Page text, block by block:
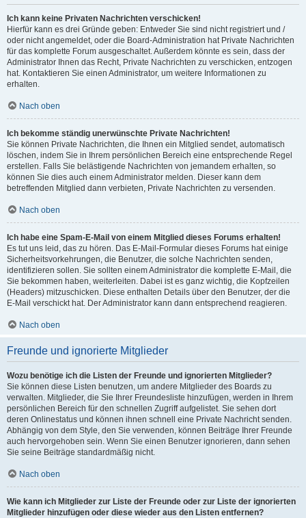
Ich kann keine Privaten Nachrichten verschicken!
Hierfür kann es drei Gründe geben: Entweder Sie sind nicht registriert und /
oder nicht angemeldet, oder die Board-Administration hat Private Nachrichten
für das komplette Forum ausgeschaltet. Außerdem könnte es sein, dass der
Administrator Ihnen das Recht, Private Nachrichten zu verschicken, entzogen
hat. Kontaktieren Sie einen Administrator, um weitere Informationen zu
erhalten.
Nach oben
Ich bekomme ständig unerwünschte Private Nachrichten!
Sie können Private Nachrichten, die Ihnen ein Mitglied sendet, automatisch
löschen, indem Sie in Ihrem persönlichen Bereich eine entsprechende Regel
erstellen. Falls Sie belästigende Nachrichten von jemandem erhalten, so
können Sie dies auch einem Administrator melden. Dieser kann dem
betreffenden Mitglied dann verbieten, Private Nachrichten zu versenden.
Nach oben
Ich habe eine Spam-E-Mail von einem Mitglied dieses Forums erhalten!
Es tut uns leid, das zu hören. Das E-Mail-Formular dieses Forums hat einige
Sicherheitsvorkehrungen, die Benutzer, die solche Nachrichten senden,
identifizieren sollen. Sie sollten einem Administrator die komplette E-Mail, die
Sie bekommen haben, weiterleiten. Dabei ist es ganz wichtig, die Kopfzeilen
(Headers) mitzuschicken. Diese enthalten Details über den Benutzer, der die
E-Mail verschickt hat. Der Administrator kann dann entsprechend reagieren.
Nach oben
Freunde und ignorierte Mitglieder
Wozu benötige ich die Listen der Freunde und ignorierten Mitglieder?
Sie können diese Listen benutzen, um andere Mitglieder des Boards zu
verwalten. Mitglieder, die Sie Ihrer Freundesliste hinzufügen, werden in Ihrem
persönlichen Bereich für den schnellen Zugriff aufgelistet. Sie sehen dort
deren Onlinestatus und können ihnen schnell eine Private Nachricht senden.
Abhängig von dem Style, den Sie verwenden, können Beiträge Ihrer Freunde
auch hervorgehoben sein. Wenn Sie einen Benutzer ignorieren, dann sehen
Sie seine Beiträge standardmäßig nicht.
Nach oben
Wie kann ich Mitglieder zur Liste der Freunde oder zur Liste der ignorierten
Mitglieder hinzufügen oder diese wieder aus den Listen entfernen?